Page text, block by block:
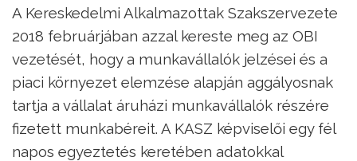
A Kereskedelmi Alkalmazottak Szakszervezete
2018 februárjában azzal kereste meg az OBI
vezetését, hogy a munkavállalók jelzései és a
piaci környezet elemzése alapján aggályosnak
tartja a vállalat áruházi munkavállalók részére
fizetett munkabéreit. A KASZ képviselői egy fél
napos egyeztetés keretében adatokkal